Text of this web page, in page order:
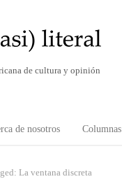
de cultura y opinión
de nosotros Columnas
La ventana discreta